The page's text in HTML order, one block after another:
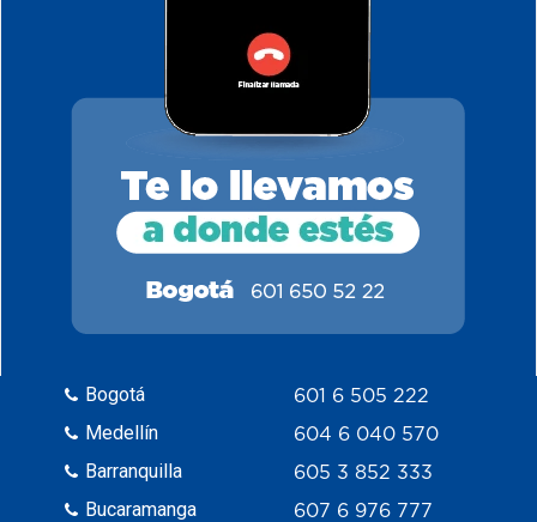
Bogotá
Medellín
Barranquilla
Bucaramanga
601 6 505 222
604 6 040 570
605 3 852 333
607 6 976 777